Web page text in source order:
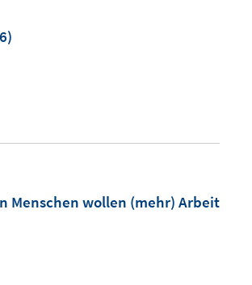
Menschen wollen (mehr) Arbeit